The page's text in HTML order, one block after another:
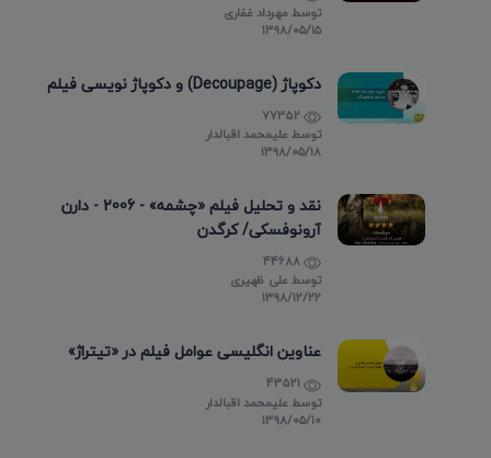
توسط مهرداد غفاری
۱۳۹۸/۰۵/۱۵
دکوپاژ (Decoupage) و دکوپاژ نویسی فیلم
توسطعلیمحمد اقبالدار
۱۳۹۸/۰۵/۱۸
نقد و تحلیل فیلم «چشمه» - 2006 - دارن
آرونوفسکی/ کرگدن
توسطعلی ظهیری
۱۳۹۸/۱۲/۲۲
عناوین انگلیسی عوامل فیلم در «تیتراژ»
توسطعلیمحمد اقبالدار
۱۳۹۸/۰۵/۱۰